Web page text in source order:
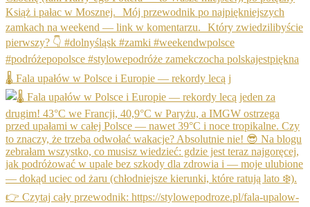
🌡️ Fala upałów w Polsce i Europie — rekordy lecą j